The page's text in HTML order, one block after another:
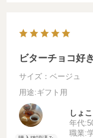
ビターチョコ好
サイズ：ベージュ
用途:ギフト用
しょ
年代:
職業: